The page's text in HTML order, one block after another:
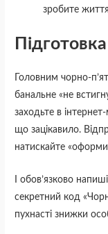
зробите
Головним чорно-
банальне «не
заходьте в
що зацікавило.
натискайте
І обов’язково
секретний код
пухнасті знижки